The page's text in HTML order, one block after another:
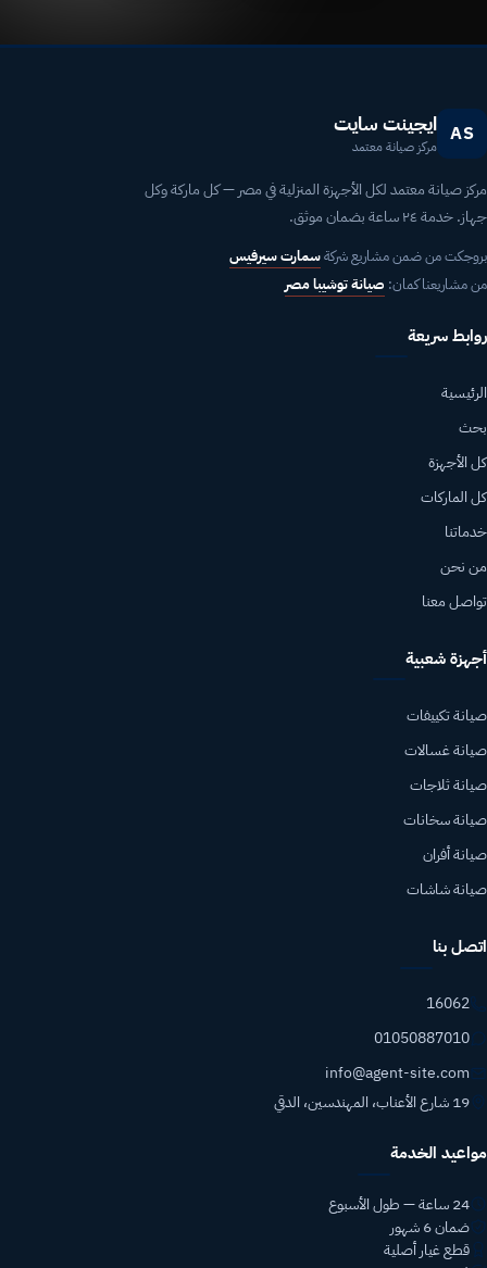
AS ايجينت سايت
مركز صيانة معتمد
مركز صيانة معتمد لكل الأجهزة المنزلية في مصر — كل ماركة وكل
جهاز. خدمة ٢٤ ساعة بضمان موثق.
بروجكت من ضمن مشاريع شركةسمارت سيرفيس
من مشاريعنا كمان: صيانة توشيبا مصر
روابط سريعة
الرئيسية
بحث
كل الأجهزة
كل الماركات
خدماتنا
من نحن
تواصل معنا
أجهزة شعبية
صيانة تكييفات
صيانة غسالات
صيانة ثلاجات
صيانة سخانات
صيانة أفران
صيانة شاشات
اتصل بنا
16062
01050887010
info@agent-site.com
19 شارع الأعناب، المهندسين، الدقي
مواعيد الخدمة
24 ساعة — طول الأسبوع
ضمان 6 شهور
قطع غيار أصلية